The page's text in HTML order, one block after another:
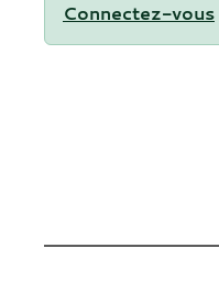
Connectez-vous